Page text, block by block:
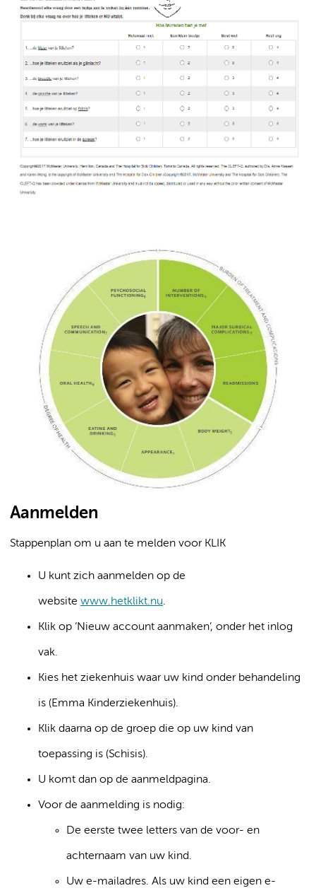
Aanmelden
Stappenplan om u aan te melden voor KLIK
U kunt zich aanmelden op de
website www.hetklikt.nu.
Klik op ‘Nieuw account aanmaken’, onder het inlog
vak.
Kies het ziekenhuis waar uw kind onder behandeling
is (Emma Kinderziekenhuis).
Klik daarna op de groep die op uw kind van
toepassing is (Schisis).
U komt dan op de aanmeldpagina.
Voor de aanmelding is nodig:
De eerste twee letters van de voor- en
achternaam van uw kind.
Uw e-mailadres. Als uw kind een eigen e-